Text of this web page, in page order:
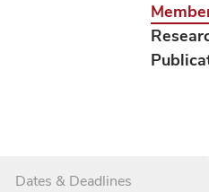
Dates & Deadlines